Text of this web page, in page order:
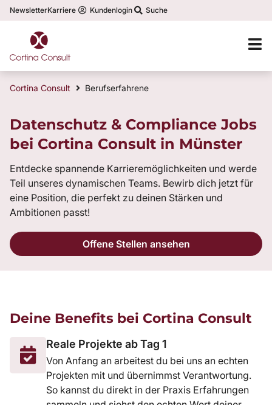
NewsletterKarriere Kundenlogin Suche
Cortina Consult Berufserfahrene
Datenschutz & Compliance Jobs
bei Cortina Consult in Münster
Entdecke spannende Karrieremöglichkeiten und werde
Teil unseres dynamischen Teams. Bewirb dich jetzt für
eine Position, die perfekt zu deinen Stärken und
Ambitionen passt!
Offene Stellen ansehen
Deine Benefits bei Cortina Consult
Reale Projekte ab Tag 1
Von Anfang an arbeitest du bei uns an echten
Projekten mit und übernimmst Verantwortung.
So kannst du direkt in der Praxis Erfahrungen